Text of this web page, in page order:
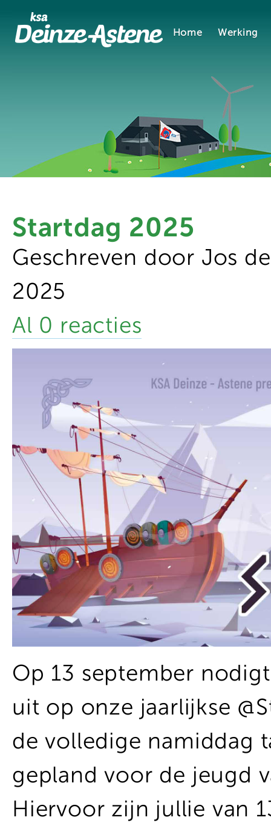
Home Werking
Startdag 2025
Geschreven door Jos
2025
Al 0 reacties
Op 13 september
uit op onze jaarlijkse
de volledige namiddag
gepland voor de jeugd
Hiervoor zijn jullie van